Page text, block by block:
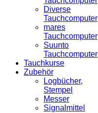
Diverse
Tauchcomputer
mares
Tauchcomputer
Suunto
Tauchcomputer
Tauchkurse
Zubehör
Logbücher,
Stempel
Messer
Signalmittel